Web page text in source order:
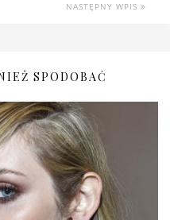
NASTĘPNY WPIS
SPODOBAĆ